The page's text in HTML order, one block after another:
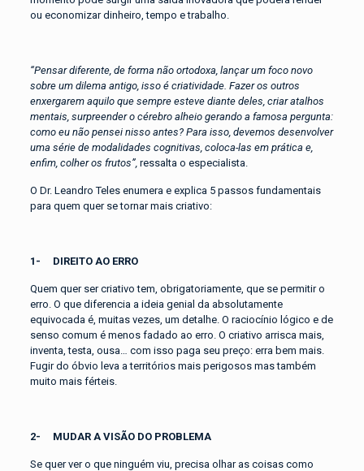
ou economizar dinheiro, tempo e trabalho.
“Pensar diferente, de forma não ortodoxa, lançar um foco novo
sobre um dilema antigo, isso é criatividade. Fazer os outros
enxergarem aquilo que sempre esteve diante deles, criar atalhos
mentais, surpreender o cérebro alheio gerando a famosa pergunta:
como eu não pensei nisso antes? Para isso, devemos desenvolver
uma série de modalidades cognitivas, coloca-las em prática e,
enfim, colher os frutos”, ressalta o especialista.
O Dr. Leandro Teles enumera e explica 5 passos fundamentais
para quem quer se tornar mais criativo:
1- DIREITO AOERRO
Quem quer ser criativo tem, obrigatoriamente, que se permitir o
erro. O que diferencia a ideia genial da absolutamente
equivocada é, muitas vezes, um detalhe. O raciocínio lógico e de
senso comum é menos fadado ao erro. O criativo arrisca mais,
inventa, testa, ousa… com isso paga seu preço: erra bem mais.
Fugir do óbvio leva a territórios mais perigosos mas também
muito mais férteis.
2- MUDAR A VISÃO DO PROBLEMA
Se quer ver o que ninguém viu, precisa olhar as coisas como